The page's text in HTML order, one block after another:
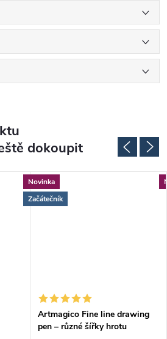
dokoupit
Novinka
Začátečník
Artmagico Fine line drawing
pen – různé šířky hrotu